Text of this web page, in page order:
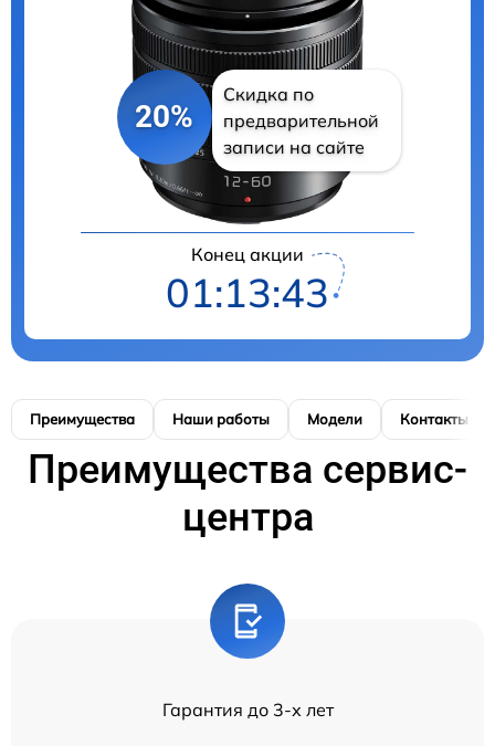
20%
Скидка по
предварительной
записи на сайте
Конец акции
01:13:42
Преимущества Наши работы Модели Контакты
Преимущества сервис-
центра
Гарантия до 3-х лет